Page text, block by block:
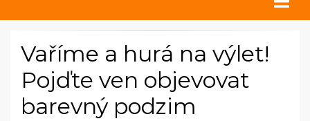
Vaříme a hurá na výlet!
Pojďte ven objevovat
barevný podzim